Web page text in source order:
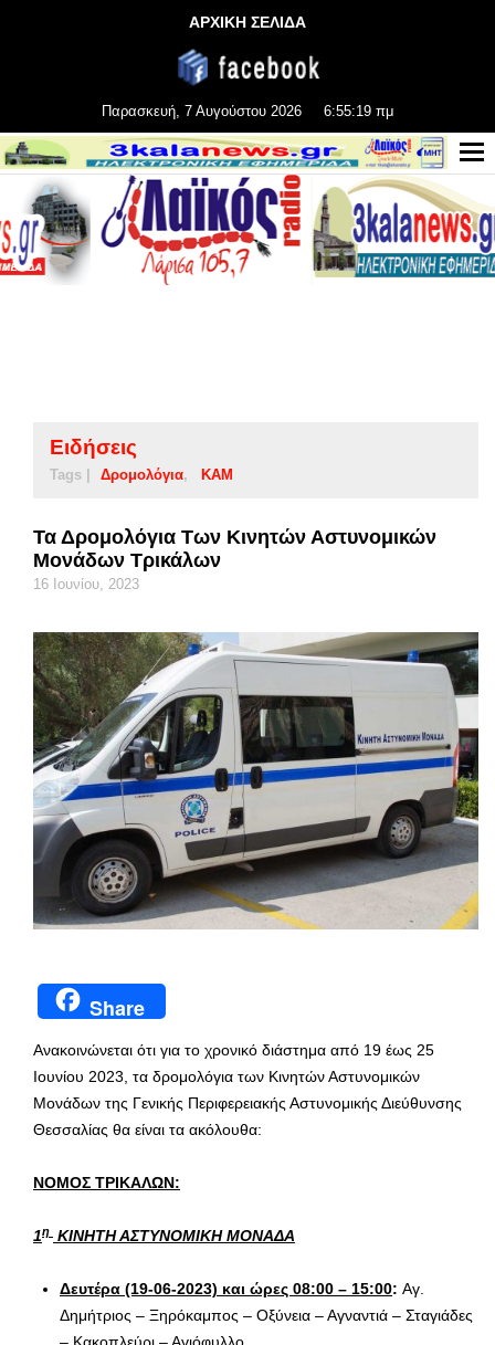
ΑΡΧΙΚΗ ΣΕΛΙΔΑ
Παρασκευή, 7 Αυγούστου 2026 6:55:19 πμ
Ειδήσεις
Tags | Δρομολόγια ΚΑΜ
Τα Δρομολόγια Των Κινητών Αστυνομικών
Μονάδων Τρικάλων
16 Ιουνίου, 2023
Share
Ανακοινώνεται ότι για το χρονικό διάστημα από 19 έως 25
Ιουνίου 2023, τα δρομολόγια των Κινητών Αστυνομικών
Μονάδων της Γενικής Περιφερειακής Αστυνομικής Διεύθυνσης
Θεσσαλίας θα είναι τα ακόλουθα:
ΝΟΜΟΣ ΤΡΙΚΑΛΩΝ:
1η ΚΙΝΗΤΗ ΑΣΤΥΝΟΜΙΚΗ ΜΟΝΑΔΑ
Δευτέρα (19-06-2023) και ώρες 08:00 – 15:00: Αγ.
Δημήτριος – Ξηρόκαμπος – Οξύνεια – Αγναντιά – Σταγιάδες